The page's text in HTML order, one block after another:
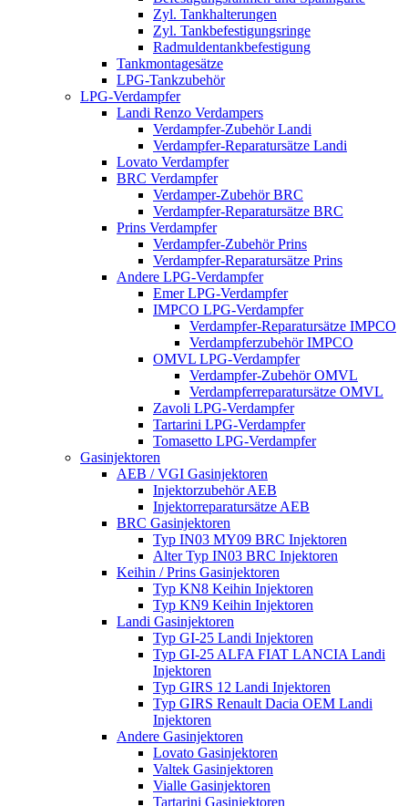
Zyl. Tankhalterungen
Zyl. Tankbefestigungsringe
Radmuldentankbefestigung
Tankmontagesätze
LPG-Tankzubehör
LPG-Verdampfer
Landi Renzo Verdampers
Verdampfer-Zubehör Landi
Verdampfer-Reparatursätze Landi
Lovato Verdampfer
BRC Verdampfer
Verdamper-Zubehör BRC
Verdampfer-Reparatursätze BRC
Prins Verdampfer
Verdampfer-Zubehör Prins
Verdampfer-Reparatursätze Prins
Andere LPG-Verdampfer
Emer LPG-Verdampfer
IMPCO LPG-Verdampfer
Verdampfer-Reparatursätze IMPCO
Verdampferzubehör IMPCO
OMVL LPG-Verdampfer
Verdampfer-Zubehör OMVL
Verdampferreparatursätze OMVL
Zavoli LPG-Verdampfer
Tartarini LPG-Verdampfer
Tomasetto LPG-Verdampfer
Gasinjektoren
AEB / VGI Gasinjektoren
Injektorzubehör AEB
Injektorreparatursätze AEB
BRC Gasinjektoren
Typ IN03 MY09 BRC Injektoren
Alter Typ IN03 BRC Injektoren
Keihin / Prins Gasinjektoren
Typ KN8 Keihin Injektoren
Typ KN9 Keihin Injektoren
Landi Gasinjektoren
Typ GI-25 Landi Injektoren
Typ GI-25 ALFA FIAT LANCIA Landi
Injektoren
Typ GIRS 12 Landi Injektoren
Typ GIRS Renault Dacia OEM Landi
Injektoren
Andere Gasinjektoren
Lovato Gasinjektoren
Valtek Gasinjektoren
Vialle Gasinjektoren
Tartarini Gasinjektoren